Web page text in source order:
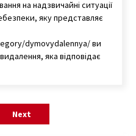
на надзвичайні ситуації
яку представляє
dymovydalennya/ ви
яка відповідає
Next